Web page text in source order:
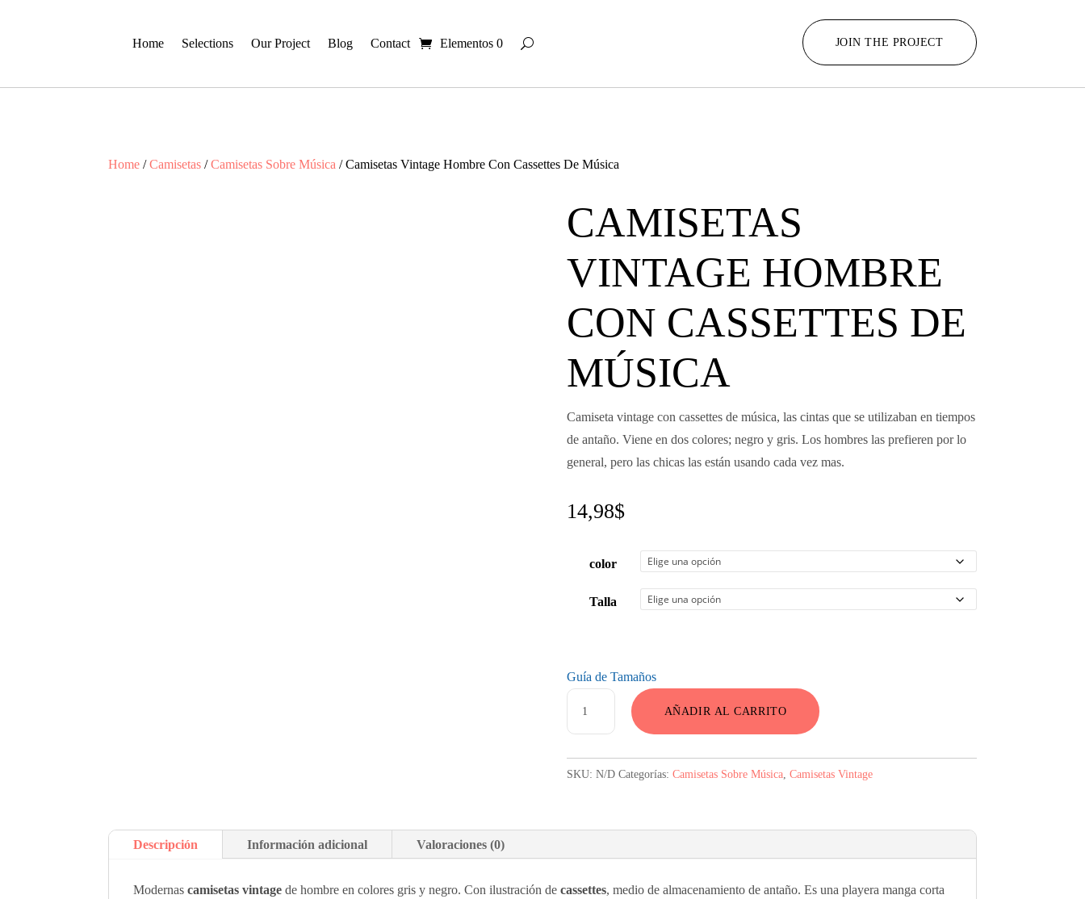
Home Selections Our Project Blog Contact Elementos 0 JOIN THE PROJECT
Home /Camisetas /Camisetas Sobre Música / Camisetas Vintage Hombre Con Cassettes De Música
CAMISETAS
VINTAGE HOMBRE
CON CASSETTES DE
MÚSICA
Camiseta vintage con cassettes de música, las cintas que se utilizaban en tiempos
de antaño. Viene en dos colores; negro y gris. Los hombres las prefieren por lo
general, pero las chicas las están usando cada vez mas.
14,98$
color
Talla
Guía de Tamaños
Música
cantidad
AÑADIR AL CARRITO
SKU: N/D Categorías: Camisetas Sobre Música, Camisetas Vintage
Descripción Información adicional Valoraciones (0)
Modernascamisetas vintage de hombre en colores gris y negro. Con ilustración decassettes, medio de almacenamiento de antaño. Es una playera manga corta